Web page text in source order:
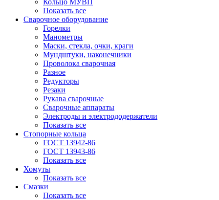
Кольцо МУВП
Показать все
Сварочное оборудование
Горелки
Манометры
Маски, стекла, очки, краги
Мундштуки, наконечники
Проволока сварочная
Разное
Редукторы
Резаки
Рукава сварочные
Сварочные аппараты
Электроды и электрододержатели
Показать все
Стопорные кольца
ГОСТ 13942-86
ГОСТ 13943-86
Показать все
Хомуты
Показать все
Смазки
Показать все